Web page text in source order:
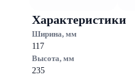
Характеристики
Ширина, мм
117
Высота, мм
235